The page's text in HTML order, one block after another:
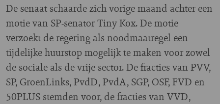
De senaat schaarde zich vorige maand achter een
motie van SP-senator Tiny Kox. De motie
verzoekt de regering als noodmaatregel een
tijdelijke huurstop mogelijk te maken voor zowel
de sociale als de vrije sector. De fracties van PVV,
SP, GroenLinks, PvdD, PvdA, SGP, OSF, FVD en
50PLUS stemden voor, de fracties van VVD,